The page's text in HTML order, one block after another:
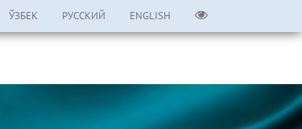
ЎЗБЕК РУССКИЙ ENGLISH